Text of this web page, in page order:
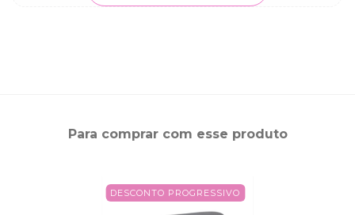
Para comprar com esse produto
DESCONTO PROGRESSIVO